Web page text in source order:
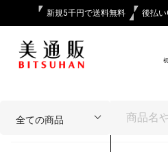
新規5千円で送料無料 後払い